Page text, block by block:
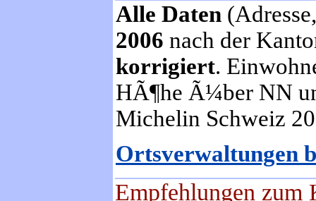
Alle Daten
2006 nach der
korrigiert.
HÃ¶he Ã¼ber NN
Michelin Schweiz
Ortsverwaltungen
Empfehlungen zum